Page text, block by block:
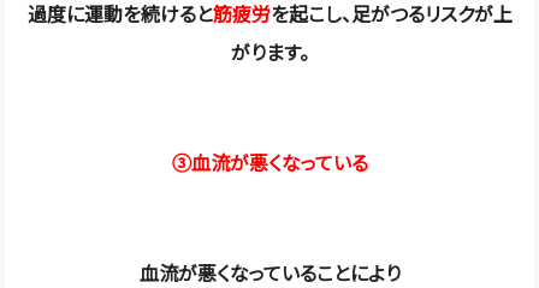
過度に運動を続けると筋疲労を起こし、足がつるリスクが上
がります。
③血流が悪くなっている
血流が悪くなっていることにより